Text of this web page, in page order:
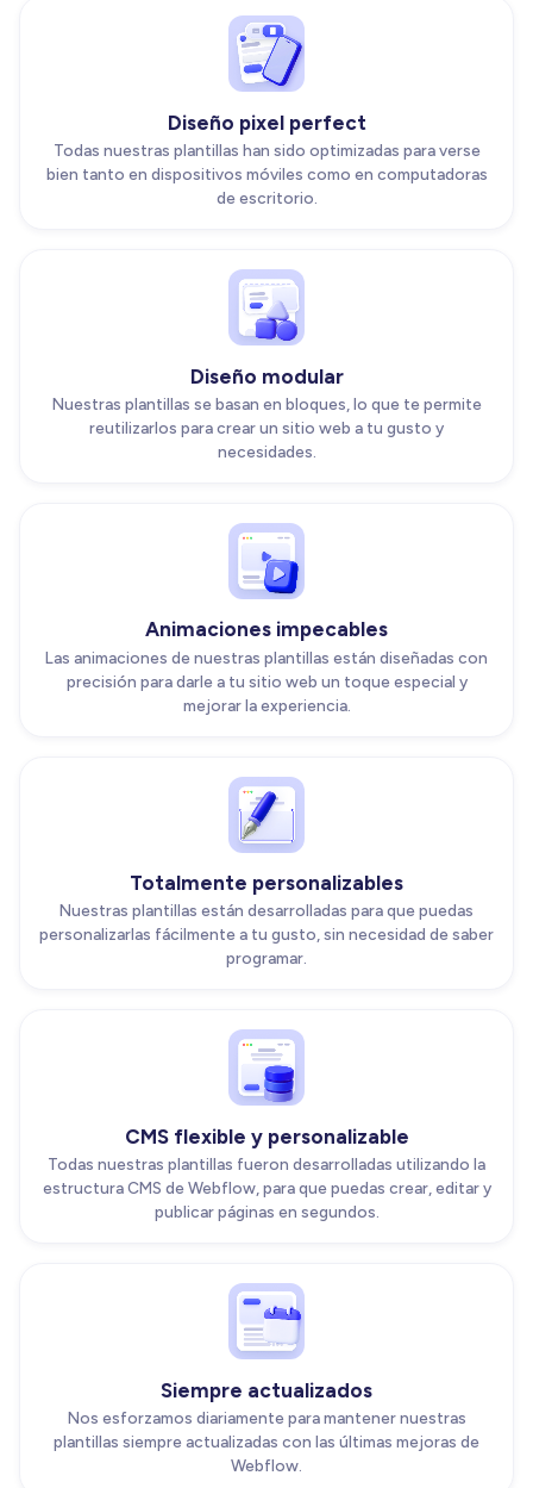
Diseño pixel perfect
Todas nuestras plantillas han sido optimizadas para verse
bien tanto en dispositivos móviles como en computadoras
de escritorio.
Diseño modular
Nuestras plantillas se basan en bloques, lo que te permite
reutilizarlos para crear un sitio web a tu gusto y
necesidades.
Animaciones impecables
Las animaciones de nuestras plantillas están diseñadas con
precisión para darle a tu sitio web un toque especial y
mejorar la experiencia.
Totalmente personalizables
Nuestras plantillas están desarrolladas para que puedas
personalizarlas fácilmente a tu gusto, sin necesidad de saber
programar.
CMS flexible y personalizable
Todas nuestras plantillas fueron desarrolladas utilizando la
estructura CMS de Webflow, para que puedas crear, editar y
publicar páginas en segundos.
Siempre actualizados
Nos esforzamos diariamente para mantener nuestras
plantillas siempre actualizadas con las últimas mejoras de
Webflow.